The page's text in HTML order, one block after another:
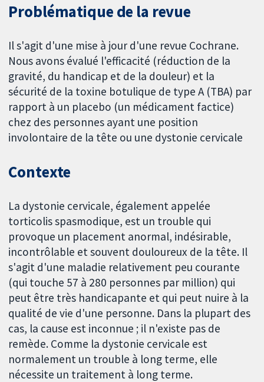
Problématique de la revue
Il s'agit d'une mise à jour d'une revue Cochrane.
Nous avons évalué l'efficacité (réduction de la
gravité, du handicap et de la douleur) et la
sécurité de la toxine botulique de type A (TBA) par
rapport à un placebo (un médicament factice)
chez des personnes ayant une position
involontaire de la tête ou une dystonie cervicale
Contexte
La dystonie cervicale, également appelée
torticolis spasmodique, est un trouble qui
provoque un placement anormal, indésirable,
incontrôlable et souvent douloureux de la tête. Il
s'agit d'une maladie relativement peu courante
(qui touche 57 à 280 personnes par million) qui
peut être très handicapante et qui peut nuire à la
qualité de vie d'une personne. Dans la plupart des
cas, la cause est inconnue ; il n'existe pas de
remède. Comme la dystonie cervicale est
normalement un trouble à long terme, elle
nécessite un traitement à long terme.